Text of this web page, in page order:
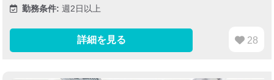
勤務条件: 週2日以上
詳細を見る 28